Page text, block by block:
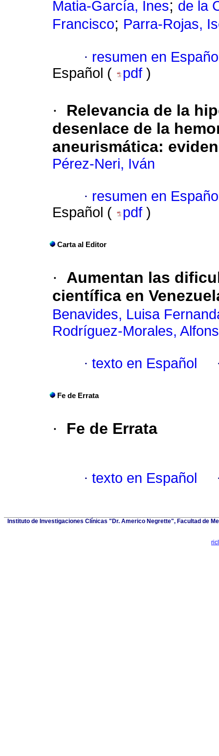
Matia-García, Ines; de la
Francisco; Parra-Rojas,
· resumen en
Español (
pdf )
·
Relevancia de la
desenlace de la
aneurismática:
Pérez-Neri, Iván
· resumen en
Español (
pdf )
Carta al Editor
·
Aumentan las
científica en
Benavides, Luisa
Rodríguez-Morales,
· texto en Español
Fe de Errata
· Fe de Errata
· texto en Español
Instituto de Investigaciones Clínicas "Dr. Americo Negrette", Facultad de